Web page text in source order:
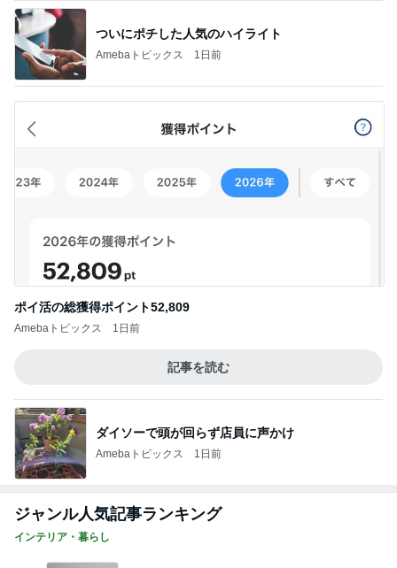
ついにポチした人気のハイライト
Amebaトピックス 1日前
ポイ活の総獲得ポイント52,809
Amebaトピックス 1日前
記事を読む
ダイソーで頭が回らず店員に声かけ
Amebaトピックス 1日前
ジャンル人気記事ランキング
インテリア・暮らし